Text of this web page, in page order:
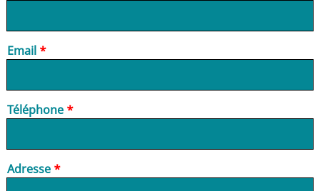
Email
Téléphone
Adresse